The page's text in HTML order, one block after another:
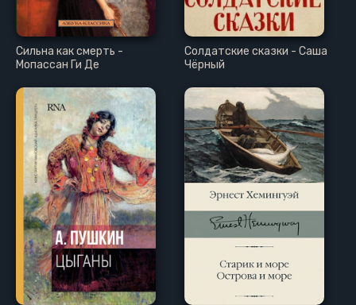
Сильна как смерть -
Мопассан Ги Де
Солдатские сказки - Саша
Чёрный